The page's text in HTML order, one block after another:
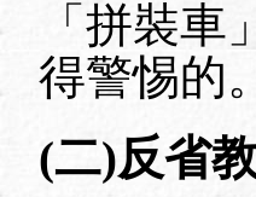
「拼裝
得警惕的。
(二)反省